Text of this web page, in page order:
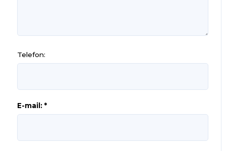
Telefon:
E-mail: *